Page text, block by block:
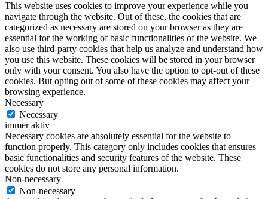
This website uses cookies to improve your experience while you
navigate through the website. Out of these, the cookies that are
categorized as necessary are stored on your browser as they are
essential for the working of basic functionalities of the website. We
also use third-party cookies that help us analyze and understand how
you use this website. These cookies will be stored in your browser
only with your consent. You also have the option to opt-out of these
cookies. But opting out of some of these cookies may affect your
browsing experience.
Necessary
Necessary
immer aktiv
Necessary cookies are absolutely essential for the website to
function properly. This category only includes cookies that ensures
basic functionalities and security features of the website. These
cookies do not store any personal information.
Non-necessary
Non-necessary